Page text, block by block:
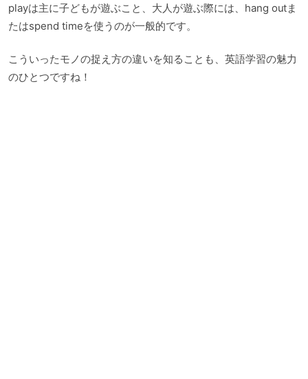
playは主に子どもが遊ぶこと、大人が遊ぶ際には、hang outま
たはspend timeを使うのが一般的です。
こういったモノの捉え方の違いを知ることも、英語学習の魅力
のひとつですね！